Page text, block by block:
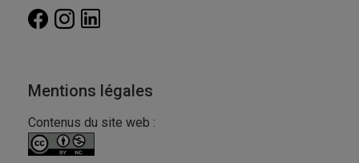
Mentions légales
Contenus du site web :